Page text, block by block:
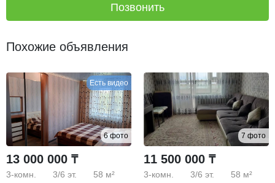
Позвонить
Похожие объявления
6 фото
Есть видео
13 000 000 ₸
3-комн. 3/6 эт. 58 м²
7 фото
11 500 000 ₸
3-комн. 3/6 эт. 58 м²